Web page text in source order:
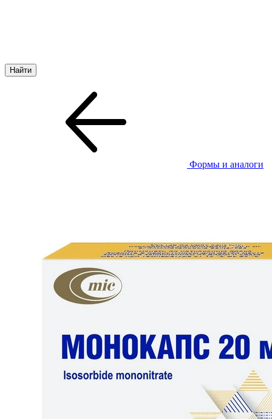
Формы и аналоги